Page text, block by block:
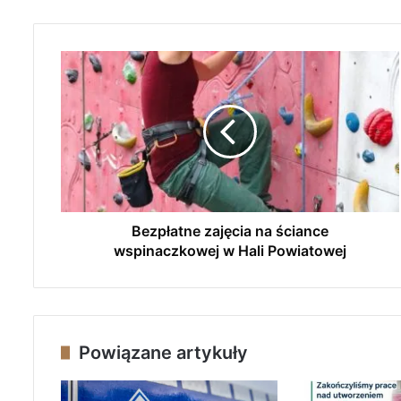
B
e
z
p
a
e
ę
n
a
ś
Bezpłatne zajęcia na ściance
wspinaczkowej w Hali Powiatowej
Powiązane artykuły